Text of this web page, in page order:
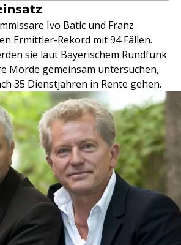
Ivo Batic und Franz
Ermittler-Rekord mit 94 Fällen.
sie laut Bayerischem Rundfunk
Morde gemeinsam untersuchen,
35 Dienstjahren in Rente gehen.